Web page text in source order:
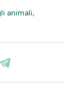
animali,